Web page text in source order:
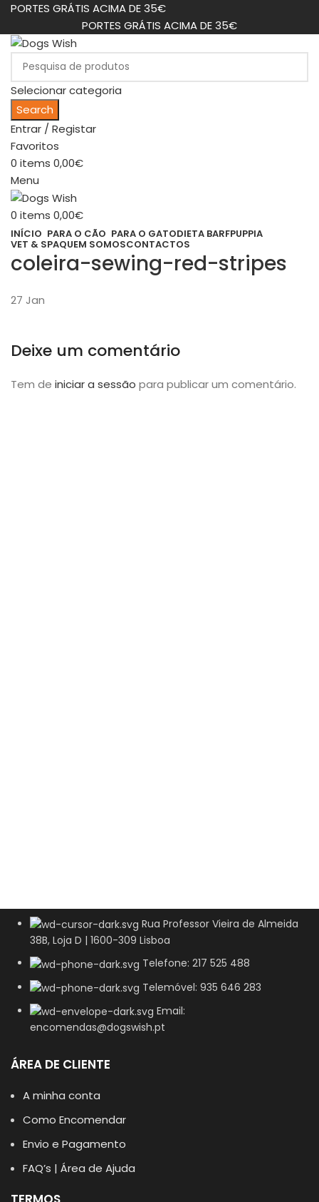
PORTES GRÁTIS ACIMA DE 35€
PORTES GRÁTIS ACIMA DE 35€
Selecionar categoria
Search
Entrar / Registar
Favoritos
0 items 0,00€
Menu
0 items 0,00€
INÍCIO PARA O CÃO PARA O GATODIETA BARFPUPPIA
VET & SPAQUEM SOMOSCONTACTOS
coleira-sewing-red-stripes
27 Jan
Deixe um comentário
Tem de iniciar a sessão para publicar um comentário.
Rua Professor Vieira de Almeida
38B, Loja D | 1600-309 Lisboa
Telefone: 217 525 488
Telemóvel: 935 646 283
Email:
encomendas@dogswish.pt
ÁREA DE CLIENTE
A minha conta
Como Encomendar
Envio e Pagamento
FAQ’s | Área de Ajuda